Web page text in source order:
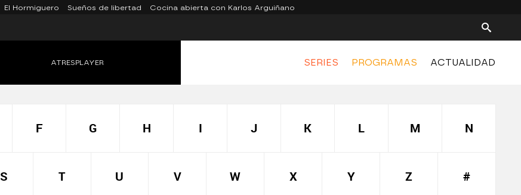
El Hormiguero Sueños de libertad Cocina abierta con Karlos Arguiñano
SERIES PROGRAMAS ACTUALIDAD
ATRESPLAYER
F G H I J K L M N
S T U V W X Y Z #